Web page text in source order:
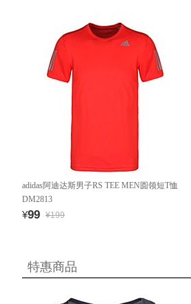
adidas阿迪达斯男子RS TEE MEN圆领短T恤
DM2813
¥99 ¥199
特惠商品